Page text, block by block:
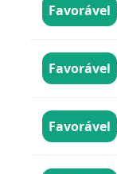
Favorável
Favorável
Favorável